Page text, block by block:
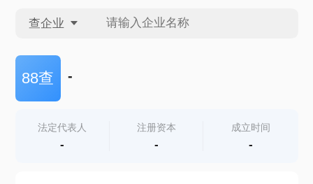
查企业
查企业
查产地
88查 -
法定代表人
-
注册资本
-
成立时间
-